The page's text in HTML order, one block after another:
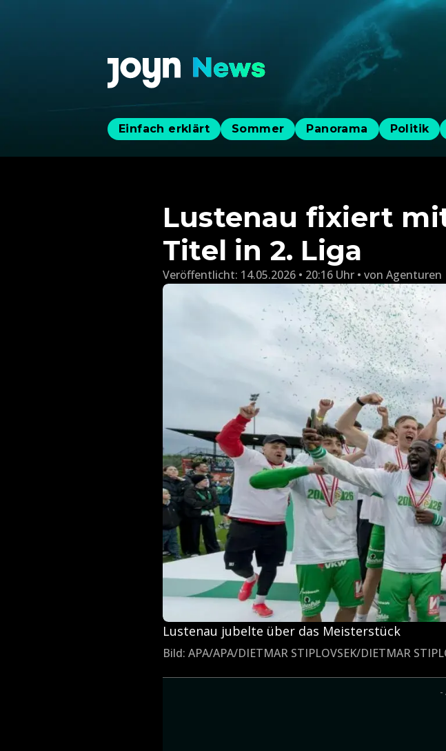
Einfach erklärt Sommer Panorama Politik
Lustenau fixiert
Titel in 2. Liga
Veröffentlicht: 14.05.2026 • 20:16 Uhr von Agenturen
Lustenau jubelte über das Meisterstück
Bild: APA/APA/DIETMAR STIPLOVSEK/DIETMAR
-